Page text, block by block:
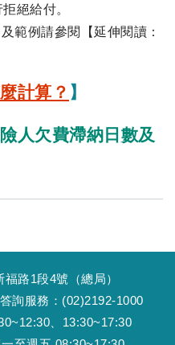
絕給付。
範例請參閱【延伸閱讀：
計算？ 】
人欠費滯納日數及
路1段4號（總局）
詢服務：(02)2192-1000
、13:30~17:30